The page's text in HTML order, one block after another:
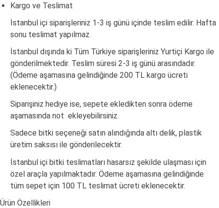
Kargo ve Teslimat
İstanbul içi siparişleriniz 1-3 iş günü içinde teslim edilir. Hafta
sonu teslimat yapılmaz.
İstanbul dışında ki Tüm Türkiye siparişleriniz Yurtiçi Kargo ile
gönderilmektedir. Teslim süresi 2-3 iş günü arasındadır.
(Ödeme aşamasına gelindiğinde 200 TL kargo ücreti
eklenecektir.)
Siparişiniz hediye ise, sepete ekledikten sonra ödeme
aşamasında not ekleyebilirsiniz.
Sadece bitki seçeneği satın alındığında altı delik, plastik
üretim saksısı ile gönderilecektir.
İstanbul içi bitki teslimatları hasarsız şekilde ulaşması için
özel araçla yapılmaktadır. Ödeme aşamasına gelindiğinde
tüm sepet için 100 TL teslimat ücreti eklenecektir.
Ürün Özellikleri